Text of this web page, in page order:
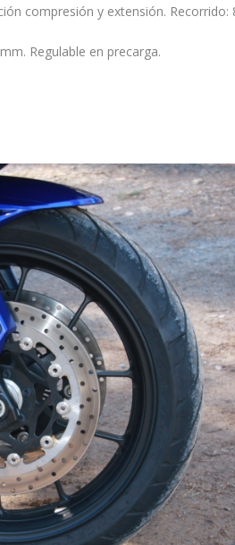
compresión y extensión. Recorrido:
Regulable en precarga.